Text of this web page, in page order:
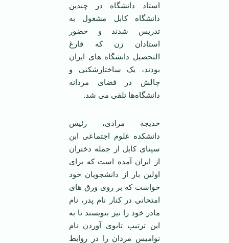
استاد دانشگاه در چندین
دانشگاه کابل مشغول به
تدریس شدند و حضور
استادان زن که فارغ
التحصیل دانشگاه های ایران
بودند، یک ساختارشکنی و
چالش در فضای مردانه
دانشگاه‌ها تلقی می شد.
خدیجه مرادی، رئیس
دانشکده علوم اجتماعی ابن
سینای کابل از جمله دختران
از ایران آمده است که برای
اولین بار از دانشجویان خود
خواست که بر روی ورق های
امتحانی در کنار نام پدر، نام
مادر خود را نیز بنویسند تا به
این ترتیب تابوی آوردن نام
نوامیس مردان را در روابط